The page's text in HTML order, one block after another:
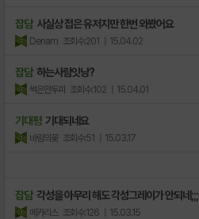
잡담 사실상 접은 유저지만 한번 와봤어요
Denam 조회수:201 | 15.04.02
잡담 하는사람잇낭?
썩은만두피 조회수:102 | 15.04.01
기대평 기대되네요
바람의꽂 조회수:51 | 15.03.17
잡담 각성을 아무리 해도 각성그레이가 안되네;;;
메카리스 조회수:126 | 15.03.15